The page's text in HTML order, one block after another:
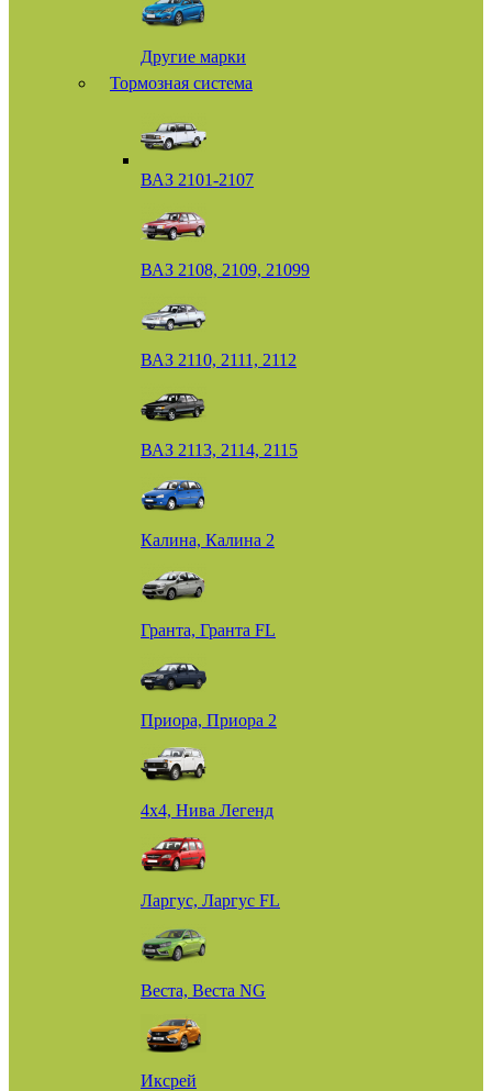
Другие марки
Тормозная система
ВАЗ 2101-2107
ВАЗ 2108, 2109, 21099
ВАЗ 2110, 2111, 2112
ВАЗ 2113, 2114, 2115
Калина, Калина 2
Гранта, Гранта FL
Приора, Приора 2
4х4, Нива Легенд
Ларгус, Ларгус FL
Веста, Веста NG
Иксрей